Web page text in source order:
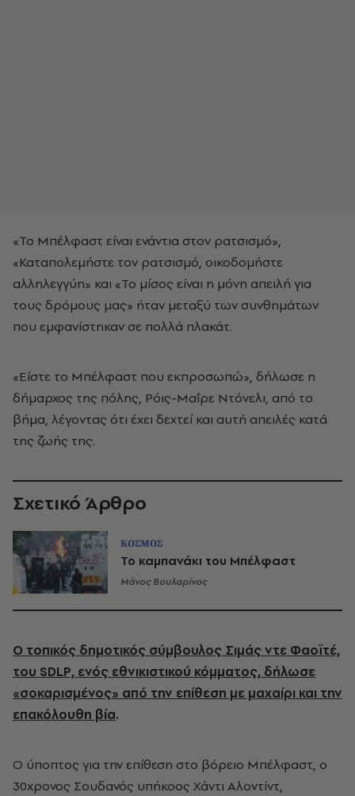
«Το Μπέλφαστ είναι ενάντια στον ρατσισμό»,
«Καταπολεμήστε τον ρατσισμό, οικοδομήστε
αλληλεγγύη» και «Το μίσος είναι η μόνη απειλή για
τους δρόμους μας» ήταν μεταξύ των συνθημάτων
που εμφανίστηκαν σε πολλά πλακάτ.
«Είστε το Μπέλφαστ που εκπροσωπώ», δήλωσε η
δήμαρχος της πόλης, Ρόις-Μαΐρε Ντόνελι, από το
βήμα, λέγοντας ότι έχει δεχτεί και αυτή απειλές κατά
της ζωής της.
Σχετικό Άρθρο
ΚΟΣΜΟΣ
Το καμπανάκι του Μπέλφαστ
Μάνος Βουλαρίνος
Ο τοπικός δημοτικός σύμβουλος Σιμάς ντε Φαοϊτέ,
του SDLP, ενός εθνικιστικού κόμματος, δήλωσε
«σοκαρισμένος» από την επίθεση με μαχαίρι και την
επακόλουθη βία.
Ο ύποπτος για την επίθεση στο βόρειο Μπέλφαστ, ο
30χρονος Σουδανός υπήκοος Χάντι Αλοντίντ,